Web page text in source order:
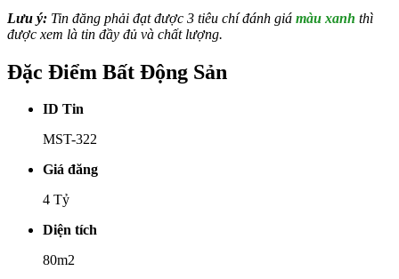
Lưu ý: Tin đăng phải đạt được 3 tiêu chí đánh giá màu xanh thì
được xem là tin đầy đủ và chất lượng.
Đặc Điểm Bất Động Sản
ID Tin
MST-322
Giá đăng
4 Tỷ
Diện tích
80m2